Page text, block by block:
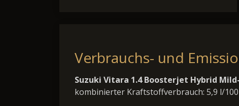
Verbrauchs- und
Suzuki Vitara 1.4 Boosterjet Hybrid
kombinierter Kraftstoffverbrauch: 5,9 l/